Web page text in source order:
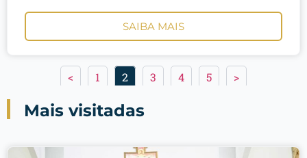
SAIBA MAIS
< 1 2 3 4 5 >
Mais visitadas